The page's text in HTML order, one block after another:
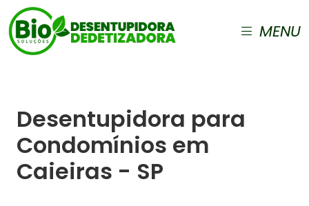
MENU
Desentupidora para
Condomínios em
Caieiras - SP